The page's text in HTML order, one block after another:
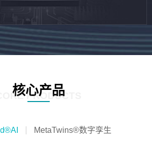
核心产品
CORE PRODUCTS
MetaTwins®数字孪生